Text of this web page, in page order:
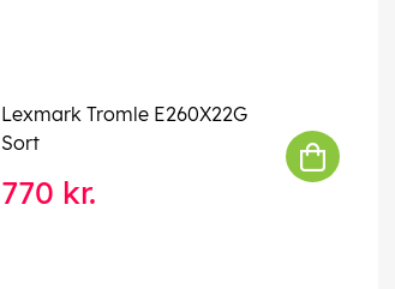
Lexmark Tromle E260X22G
Sort
770 kr.